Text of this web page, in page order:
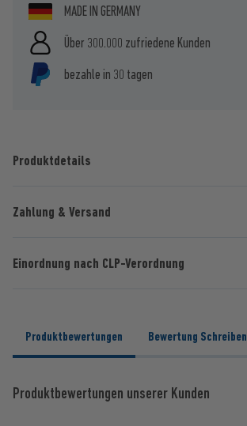
MADE IN GERMANY
Über 300.000 zufriedene Kunden
bezahle in 30 tagen
Produktdetails
Zahlung & Versand
Einordnung nach CLP-Verordnung
Produktbewertungen Bewertung Schreiben
Produktbewertungen unserer Kunden